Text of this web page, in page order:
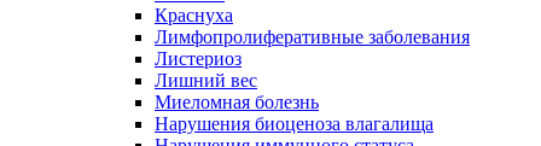
Краснуха
Лимфопролиферативные заболевания
Листериоз
Лишний вес
Миеломная болезнь
Нарушения биоценоза влагалища